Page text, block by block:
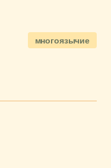
многоязычие